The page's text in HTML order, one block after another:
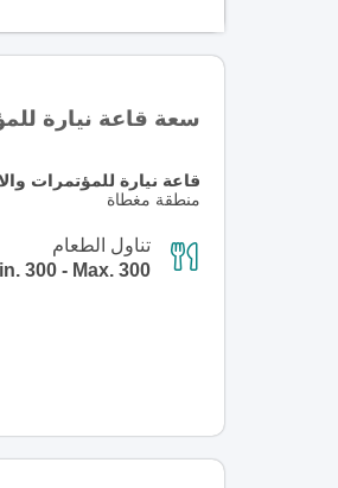
سعة قاعة نيارة
قاعة نيارة للمؤتمرات
منطقة مغطاة
تناول الطعام
300 - Max. 300